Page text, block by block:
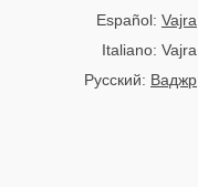
Español: Vajra
Italiano: Vajra
Русский: Ваджр